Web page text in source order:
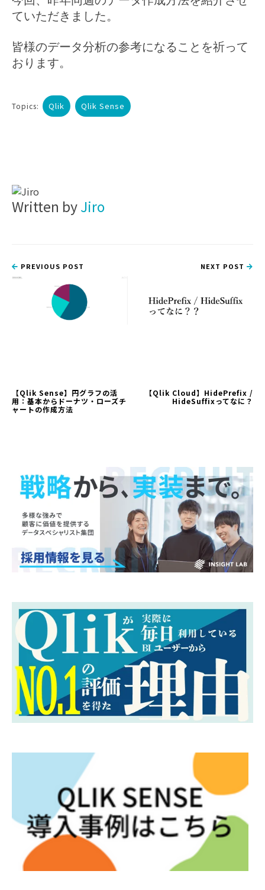
ていただきました。
皆様のデータ分析の参考になることを祈って
おります。
Topics: Qlik Qlik Sense
Written byJiro
PREVIOUS POST
【Qlik Sense】円グラフの活
用：基本からドーナツ・ローズチ
ャートの作成方法
NEXT POST
【Qlik Cloud】HidePrefix /
HideSuffixってなに？